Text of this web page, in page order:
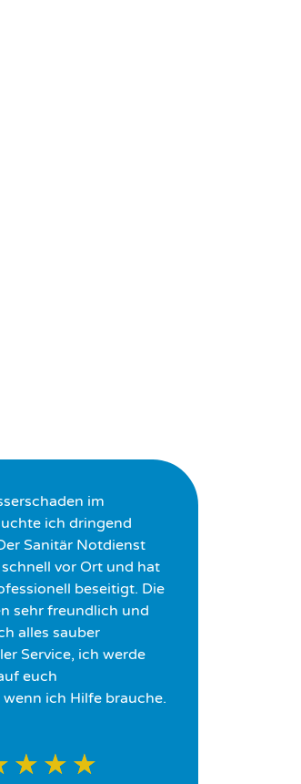
im
ich dringend
Sanitär Notdienst
vor Ort und hat
beseitigt. Die
sehr freundlich und
alles sauber
Service, ich werde
euch
ich Hilfe brauche.
★ ★ ★